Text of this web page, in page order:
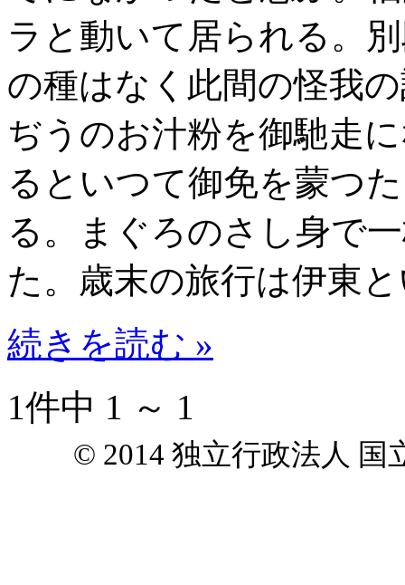
ラと動いて居られる。
の種はなく此間の怪我
ぢうのお汁粉を御馳走
るといつて御免を蒙つ
る。まぐろのさし身で
た。歳末の旅行は伊東
続きを読む »
1件中 1 ～ 1
© 2014 独立行政法人 国